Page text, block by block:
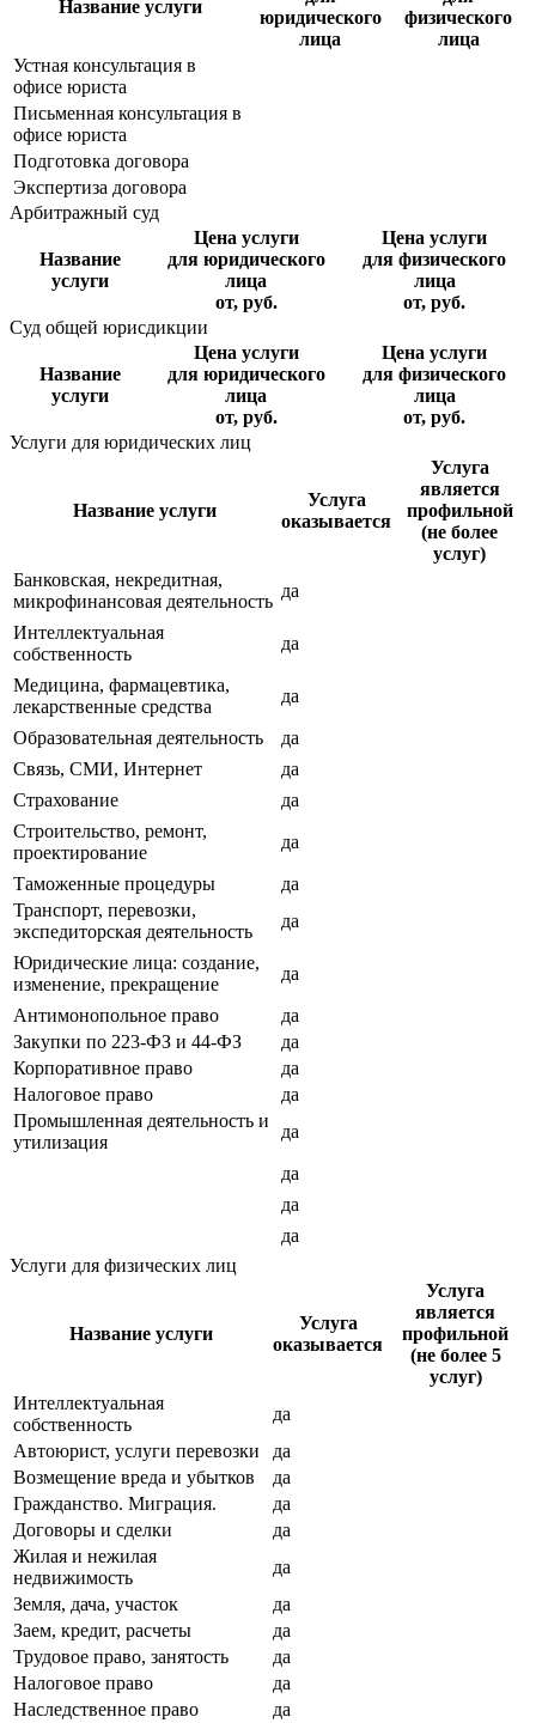
Название услуги
юридического
лица
физического
лица
Устная консультация в
офисе юриста
Письменная консультация в
офисе юриста
Подготовка договора
Экспертиза договора
Арбитражный суд
Название
услуги
Цена услуги
для юридического
лица
от, руб.
Цена услуги
для физического
лица
от, руб.
Суд общей юрисдикции
Название
услуги
Цена услуги
для юридического
лица
от, руб.
Цена услуги
для физического
лица
от, руб.
Услуги для юридических лиц
Название услуги
Услуга
оказывается
Услуга
является
профильной
(не более
услуг)
Банковская, некредитная,
микрофинансовая деятельность
да
Интеллектуальная
собственность
да
Медицина, фармацевтика,
лекарственные средства
да
Образовательная деятельность
да
Связь, СМИ, Интернет
да
Страхование
да
Строительство, ремонт,
проектирование
да
Таможенные процедуры
да
Транспорт, перевозки,
экспедиторская деятельность
да
Юридические лица: создание,
изменение, прекращение
да
Антимонопольное право
да
Закупки по 223-ФЗ и 44-ФЗ
да
Корпоративное право
да
Налоговое право
да
Промышленная деятельность и
утилизация
да
да
да
да
Услуги для физических лиц
Название услуги
Услуга
оказывается
Услуга
является
профильной
(не более 5
услуг)
Интеллектуальная
собственность
да
Автоюрист, услуги перевозки
да
Возмещение вреда и убытков
да
Гражданство. Миграция.
да
Договоры и сделки
да
Жилая и нежилая
недвижимость
да
Земля, дача, участок
да
Заем, кредит, расчеты
да
Трудовое право, занятость
да
Налоговое право
да
Наследственное право
да